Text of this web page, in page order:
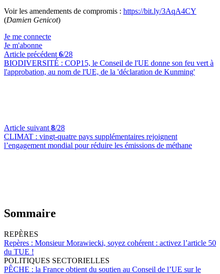
Voir les amendements de compromis : https://bit.ly/3AqA4CY
(Damien Genicot)
Je me connecte
Je m'abonne
Article précédent 6/28
BIODIVERSITÉ : COP15, le Conseil de l'UE donne son feu vert à
l'approbation, au nom de l'UE, de la 'déclaration de Kunming'
Article suivant 8/28
CLIMAT : vingt-quatre pays supplémentaires rejoignent
l’engagement mondial pour réduire les émissions de méthane
Sommaire
REPÈRES
Repères : Monsieur Morawiecki, soyez cohérent : activez l’article 50
du TUE !
POLITIQUES SECTORIELLES
PÊCHE : la France obtient du soutien au Conseil de l’UE sur le